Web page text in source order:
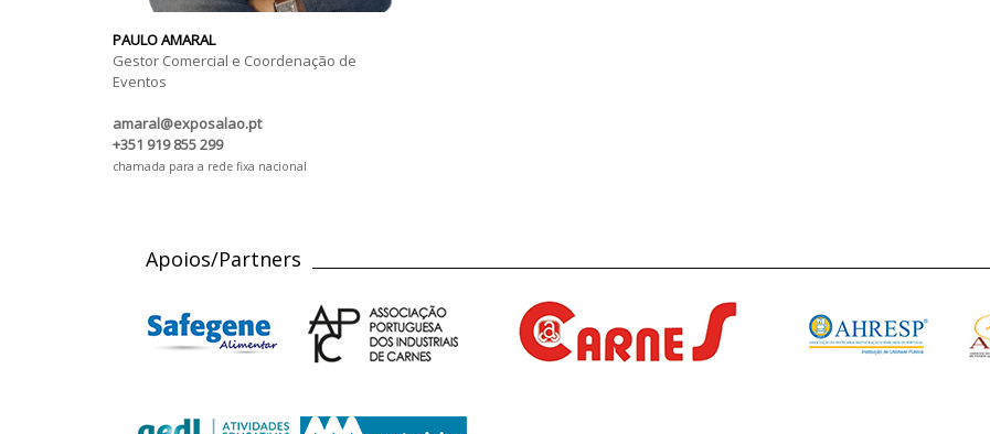
PAULO AMARAL
Gestor Comercial e Coordenação de
Eventos
amaral@exposalao.pt
+351 919 855 299
chamada para a rede fixa nacional
Apoios/Partners